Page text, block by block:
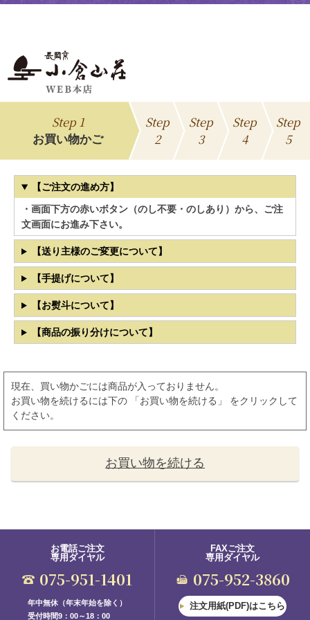
Step 1
お買い物かご
Step
2
Step
3
Step
4
Step
5
【ご注文の進め方】
・画面下方の赤いボタン（のし不要・のしあり）から、ご注
文画面にお進み下さい。
【送り主様のご変更について】
【手提げについて】
【お熨斗について】
【商品の振り分けについて】
現在、買い物かごには商品が入っておりません。
お買い物を続けるには下の 「お買い物を続ける」 をクリックして
ください。
お買い物を続ける
お電話ご注文
専用ダイヤル
075-951-1401
年中無休（年末年始を除く）
受付時間9：00～18：00
FAXご注文
専用ダイヤル
075-952-3860
注文用紙(PDF)はこちら